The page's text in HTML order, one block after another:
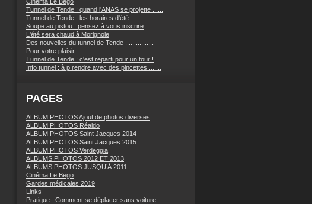
Tunnel de Tende : quand l'ANAS se projette ......
Tunnel de Tende : les horaires d'été
Soupe au pistou : pensez à vous inscrire
L'été sera chaud à Morignole
Des nouvelles du tunnel de Tende ................
Pour votre plaisir
Tunnel de Tende : c'est reparti pour un tour !
Info tunnel : à p rendre avec des pincettes .......
PAGES
ALBUM PHOTOS Ajout de photos diverses
ALBUM PHOTOS Réaldo
ALBUM PHOTOS Saint Jacques 2014
ALBUM PHOTOS Saint Jacques 2015
ALBUM PHOTOS Verdeggia
ALBUMS PHOTOS 2012 ET 2013
ALBUMS PHOTOS JUSQU’À 2011
Cinéma Le Bego
Gardes médicales 2019
Links
Pratique : Comment se déplacer sans voiture